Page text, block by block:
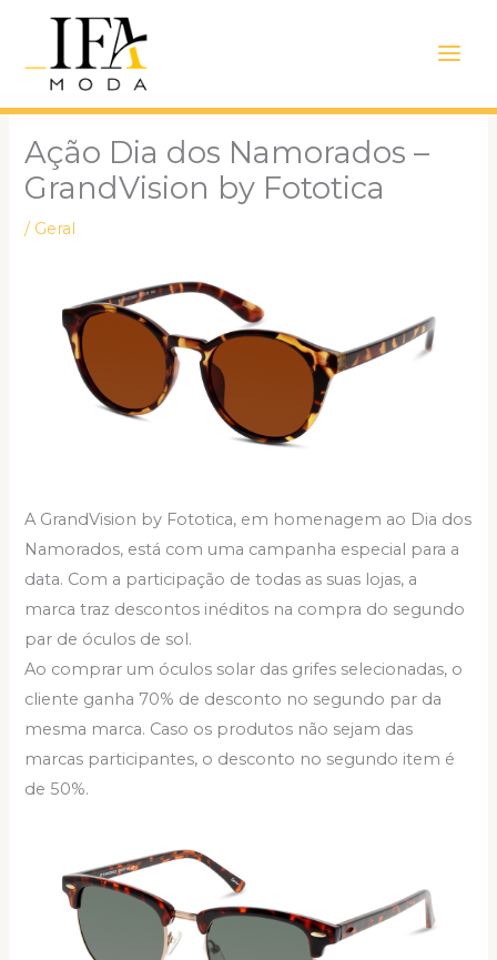
conteúdo
Menu
Ação Dia dos Namorados –
GrandVision by Fototica
/ Geral
A GrandVision by Fototica, em homenagem ao Dia dos
Namorados, está com uma campanha especial para a
data. Com a participação de todas as suas lojas, a
marca traz descontos inéditos na compra do segundo
par de óculos de sol.
Ao comprar um óculos solar das grifes selecionadas, o
cliente ganha 70% de desconto no segundo par da
mesma marca. Caso os produtos não sejam das
marcas participantes, o desconto no segundo item é
de 50%.